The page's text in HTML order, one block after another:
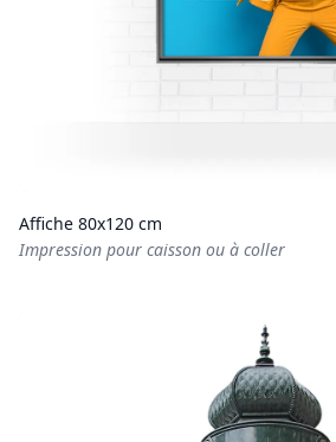
Affiche 80x120 cm
Impression pour caisson ou à coller